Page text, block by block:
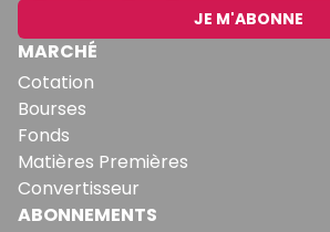
JE M'ABONNE
MARCHÉ
Cotation
Bourses
Fonds
Matières Premières
Convertisseur
ABONNEMENTS